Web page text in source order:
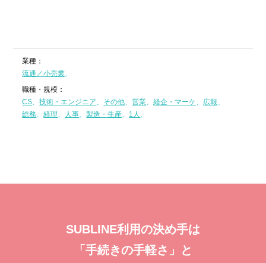
業種：
流通／小売業
職種・規模：
CS
技術・エンジニア その他 営業 経企・マーケ
広報
総務
経理 人事 製造・生産 1人
SUBLINE利⽤の決め⼿は
「⼿続きの⼿軽さ」と